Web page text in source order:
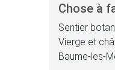
Chose à
Sentier
Vierge et
Baume-les-